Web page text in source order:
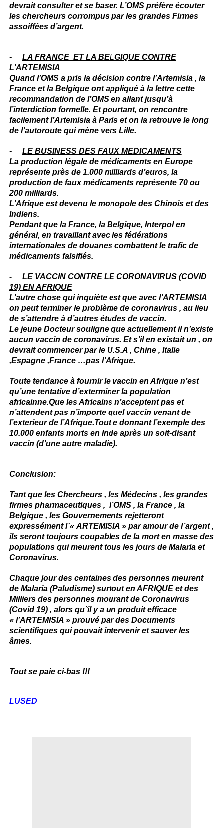
devrait consulter et se baser. L’OMS préfère écouter
les chercheurs corrompus par les grandes Firmes
assoiffées d’argent.
-
LA FRANCE ET LA BELGIQUE CONTRE
L’ARTEMISIA
Quand l’OMS a pris la décision contre l’Artemisia , la
France et la Belgique ont appliqué à la lettre cette
recommandation de l’OMS en allant jusqu’à
l’interdiction formelle. Et pourtant, on rencontre
facilement l’Artemisia à Paris et on la retrouve le long
de l’autoroute qui mène vers Lille.
-
LE BUSINESS DES FAUX MEDICAMENTS
La production légale de médicaments en Europe
représente près de 1.000 milliards d’euros, la
production de faux médicaments représente 70 ou
200 milliards.
L’Afrique est devenu le monopole des Chinois et des
Indiens.
Pendant que la France, la Belgique, Interpol en
général, en travaillant avec les fédérations
internationales de douanes combattent le trafic de
médicaments falsifiés.
-
LE VACCIN CONTRE LE CORONAVIRUS (COVID
19) EN AFRIQUE
L’autre chose qui inquiète est que avec l’ARTEMISIA
on peut terminer le problème de coronavirus , au lieu
de s’attendre à d’autres études de vaccin.
Le jeune Docteur souligne que actuellement il n’existe
aucun vaccin de coronavirus. Et s’il en existait un , on
devrait commencer par le U.S.A , Chine , Italie
,Espagne ,France …pas l’Afrique.
Toute tendance à fournir le vaccin en Afrique n’est
qu’une tentative d’exterminer la population
africainne.Que les Africains n’acceptent pas et
n’attendent pas n’importe quel vaccin venant de
l’exterieur de l’Afrique.Tout e donnant l’exemple des
10.000 enfants morts en Inde après un soit-disant
vaccin (d’une autre maladie).
Conclusion:
Tant que les Chercheurs , les Médecins , les grandes
firmes pharmaceutiques , l`OMS , la France , la
Belgique , les Gouvernements rejetteront
expressément l´« ARTEMISIA » par amour de l`argent ,
ils seront toujours coupables de la mort en masse des
populations qui meurent tous les jours de Malaria et
Coronavirus.
Chaque jour des centaines des personnes meurent
de Malaria (Paludisme) surtout en AFRIQUE et des
Milliers des personnes mourant de Coronavirus
(Covid 19) , alors qu`il y a un produit efficace
« l’ARTEMISIA » prouvé par des Documents
scientifiques qui pouvait intervenir et sauver les
âmes.
Tout se paie ci-bas !!!
LUSED